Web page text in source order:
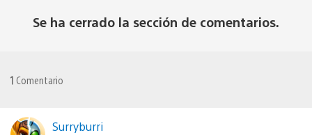
Se ha cerrado la sección de comentarios.
1 Comentario
Surryburri